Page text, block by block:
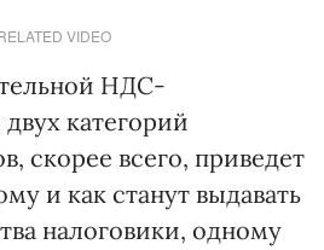
VIDEO
НДС-
категорий
скорее всего, приведет
и как станут выдавать
налоговики, одному